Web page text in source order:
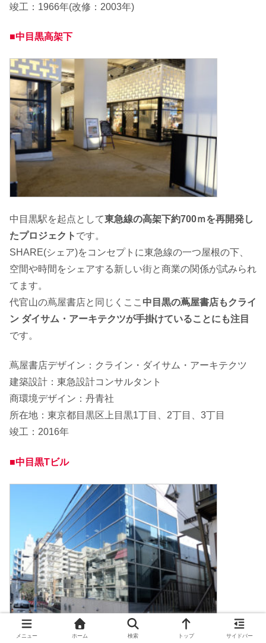
竣工：1966年(改修：2003年)
■中目黒高架下
中目黒駅を起点として東急線の高架下約700ｍを再開発し
たプロジェクト です。
SHARE(シェア)をコンセプトに東急線の一つ屋根の下、
空間や時間をシェアする新しい街と商業の関係が試みられ
てます。
代官山の蔦屋書店と同じくここ 中目黒の蔦屋書店もクライ
ン ダイサム・アーキテクツが手掛けていることにも注目
です。
蔦屋書店デザイン：クライン・ダイサム・アーキテクツ
建築設計：東急設計コンサルタント
商環境デザイン：丹青社
所在地：東京都目黒区上目黒1丁目、2丁目、3丁目
竣工：2016年
■中目黒Tビル
メニュー ホーム 検索 トップ サイドバー